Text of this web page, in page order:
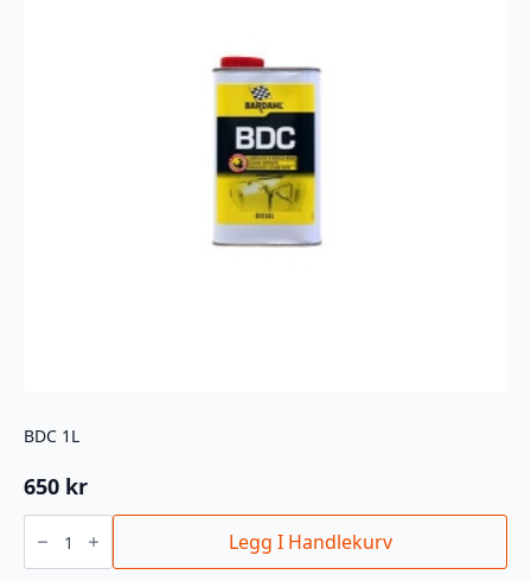
BDC 1L
650 kr
BDC
1L Legg I Handlekurv